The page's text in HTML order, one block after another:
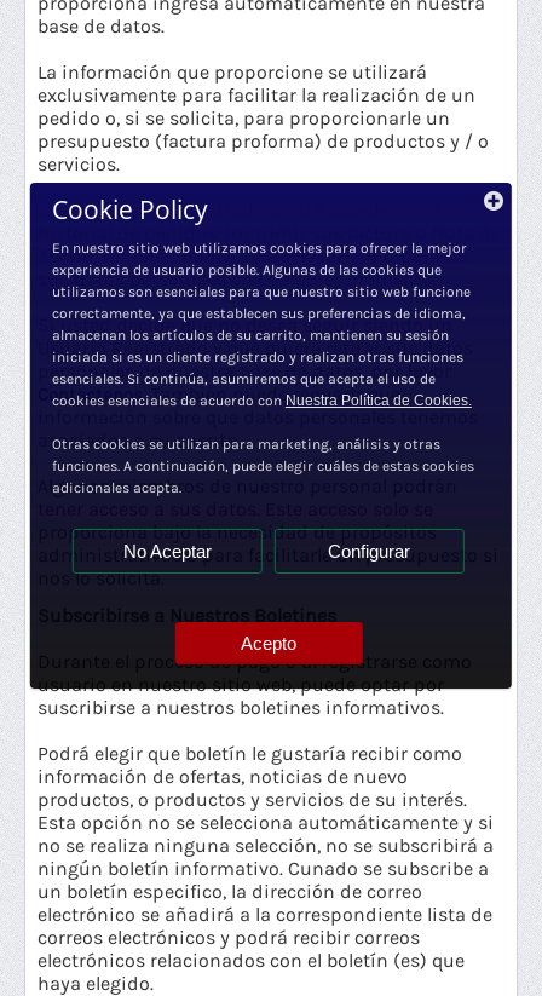
base de datos.
La información que proporcione se utilizará
exclusivamente para facilitar la realización de un
pedido o, si se solicita, para proporcionarle un
presupuesto (factura proforma) de productos y / o
servicios.
Como Usuario Registrado podrá acceder a su
historial de pedidos, imprimir sus factura o Nota de
Abono, también podrá acceder, ver y/o modificar
sus datos personales en cualquier momento.
Si usted decide que no desea seguir siendo un
Usuario Registrado y que quiere retirar sus datos
personales de nuestra base de datos, por favor
Contactenos.También puede requerir que
asociados a su cuenta.
Algunos miembros de nuestro personal podrán
proporciona bajo la necesidad de propósitos
administrativos o para facilitarle un presupuesto si
nos lo solicita.
Durante el proceso de pago o al registrarse como
usuario en nuestro sitio web, puede optar por
suscribirse a nuestros boletines informativos.
Podrá elegir que boletín le gustaría recibir como
información de ofertas, noticias de nuevo
productos, o productos y servicios de su interés.
Esta opción no se selecciona automáticamente y si
no se realiza ninguna selección, no se subscribirá a
ningún boletín informativo. Cunado se subscribe a
un boletín especifico, la dirección de correo
electrónico se añadirá a la correspondiente lista de
correos electrónicos y podrá recibir correos
electrónicos relacionados con el boletín (es) que
haya elegido.
Cookie Policy
En nuestro sitio web utilizamos cookies para ofrecer la mejor
experiencia de usuario posible. Algunas de las cookies que
utilizamos son esenciales para que nuestro sitio web funcione
correctamente, ya que establecen sus preferencias de idioma,
almacenan los artículos de su carrito, mantienen su sesión
iniciada si es un cliente registrado y realizan otras funciones
esenciales. Si continúa, asumiremos que acepta el uso de
cookies esenciales de acuerdo con Nuestra Política de Cookies.
Otras cookies se utilizan para marketing, análisis y otras
funciones. A continuación, puede elegir cuáles de estas cookies
adicionales acepta.
No Aceptar Configurar
Acepto